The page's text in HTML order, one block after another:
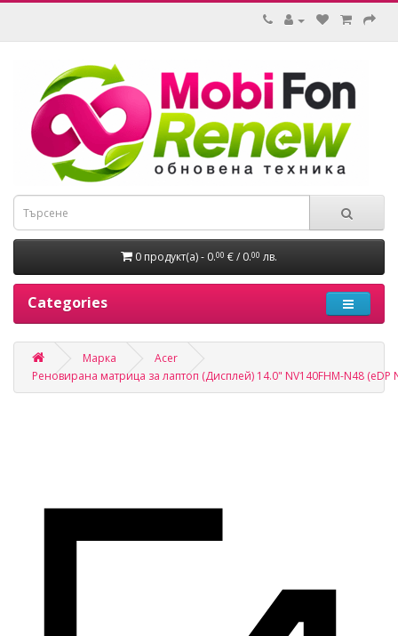
0 продукт(а) - 0.00 € / 0.00 лв.
Categories
Марка
Acer
Реновирана матрица за лаптоп (Дисплей) 14.0" NV140FHM-N48